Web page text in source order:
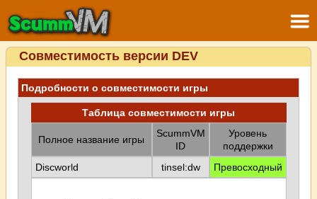
Совместимость версии DEV
Подробности о совместимости игры
Таблица совместимости игры
Полное название игры
ScummVM
ID
Уровень
поддержки
Discworld
tinsel:dw Превосходный